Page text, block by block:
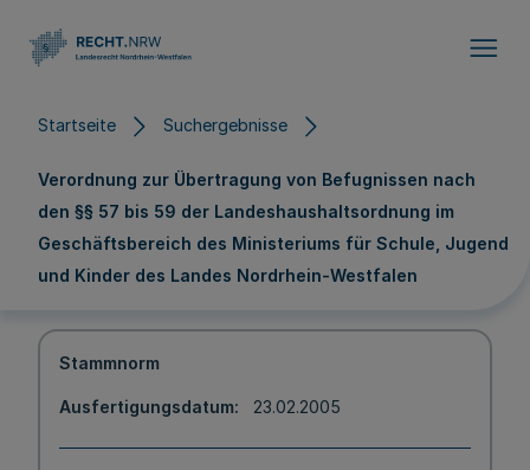
Startseite Suchergebnisse
Verordnung zur Übertragung von Befugnissen nach
den §§ 57 bis 59 der Landeshaushaltsordnung im
Geschäftsbereich des Ministeriums für Schule, Jugend
und Kinder des Landes Nordrhein-Westfalen
Stammnorm
Ausfertigungsdatum 23.02.2005